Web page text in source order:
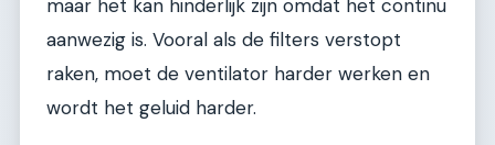
maar het kan hinderlijk zijn omdat het continu
aanwezig is. Vooral als de filters verstopt
raken, moet de ventilator harder werken en
wordt het geluid harder.